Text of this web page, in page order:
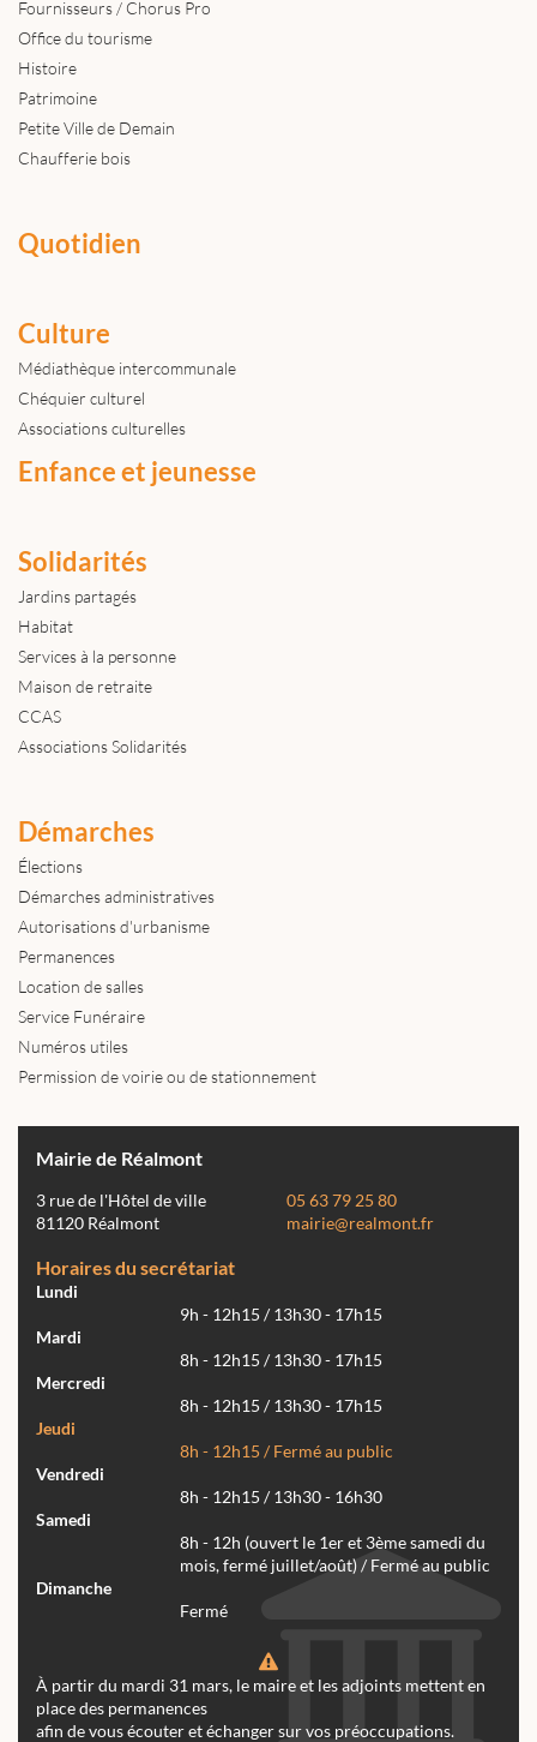
Fournisseurs / Chorus Pro
Office du tourisme
Histoire
Patrimoine
Petite Ville de Demain
Chaufferie bois
Quotidien
Culture
Médiathèque intercommunale
Chéquier culturel
Associations culturelles
Enfance et jeunesse
Solidarités
Jardins partagés
Habitat
Services à la personne
Maison de retraite
CCAS
Associations Solidarités
Démarches
Élections
Démarches administratives
Autorisations d'urbanisme
Permanences
Location de salles
Service Funéraire
Numéros utiles
Permission de voirie ou de stationnement
Mairie de Réalmont
3 rue de l'Hôtel de ville
81120 Réalmont
05 63 79 25 80
mairie@realmont.fr
Horaires du secrétariat
Lundi
9h - 12h15 / 13h30 - 17h15
Mardi
8h - 12h15 / 13h30 - 17h15
Mercredi
8h - 12h15 / 13h30 - 17h15
Jeudi
8h - 12h15 / Fermé au public
Vendredi
8h - 12h15 / 13h30 - 16h30
Samedi
8h - 12h (ouvert le 1er et 3ème samedi du
mois, fermé juillet/août) / Fermé au public
Dimanche
Fermé
À partir du mardi 31 mars, le maire et les adjoints mettent en
place des permanences
afin de vous écouter et échanger sur vos préoccupations.